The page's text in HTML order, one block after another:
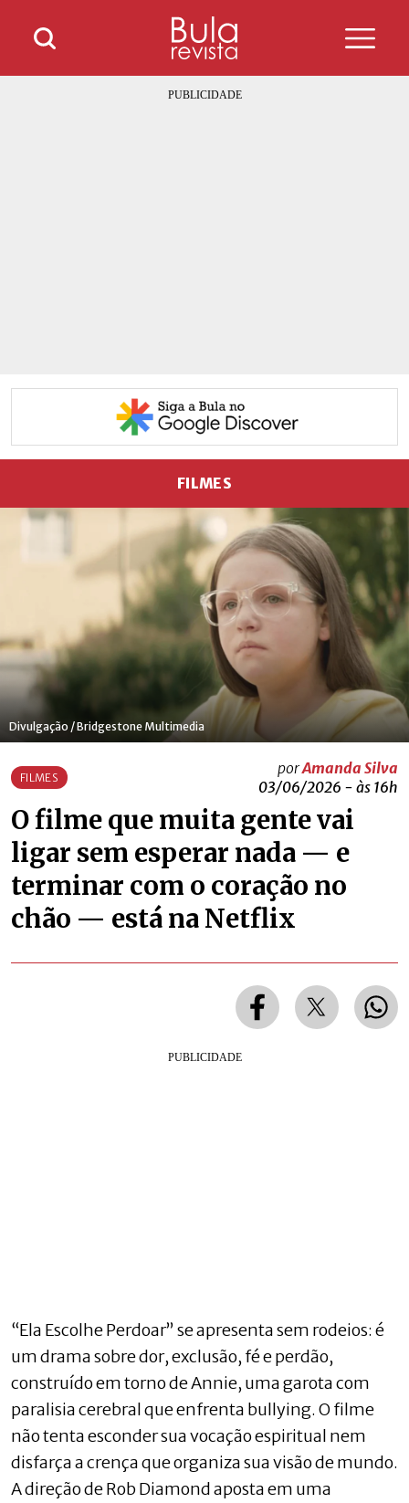
FILMES
Divulgação / Bridgestone Multimedia
FILMES
porAmanda Silva
03/06/2026 - às 16h
O filme que muita gente vai
ligar sem esperar nada — e
terminar com o coração no
chão — está na Netflix
“Ela Escolhe Perdoar” se apresenta sem rodeios: é
um drama sobre dor, exclusão, fé e perdão,
construído em torno de Annie, uma garota com
paralisia cerebral que enfrenta bullying. O filme
não tenta esconder sua vocação espiritual nem
disfarça a crença que organiza sua visão de mundo.
A direção de Rob Diamond aposta em uma